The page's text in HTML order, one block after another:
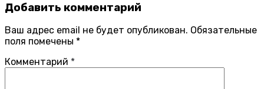
Добавить комментарий
Ваш адрес email не будет опубликован. Обязательные
поля помечены *
Комментарий *